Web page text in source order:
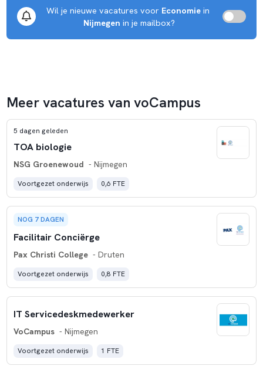
De school is trots op de leerlingen en op de talenten van de
Wil je nieuwe vacatures voor Economie in
Nijmegen in je mailbox?
Meer vacatures van voCampus
5 dagen geleden
TOA biologie
NSG Groenewoud - Nijmegen
Voortgezet onderwijs 0,6 FTE
NOG 7 DAGEN
Facilitair Conciërge
Pax Christi College - Druten
Voortgezet onderwijs 0,8 FTE
IT Servicedeskmedewerker
VoCampus - Nijmegen
Voortgezet onderwijs 1 FTE